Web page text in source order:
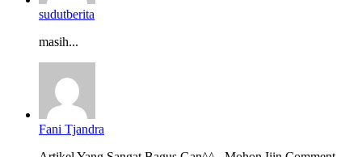
sudutberita
masih...
Fani Tjandra